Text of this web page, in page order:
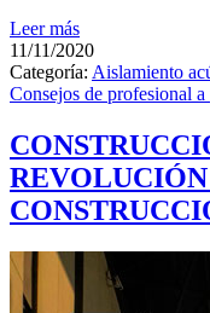
Leer más
11/11/2020
Categoría: Aislamiento
Consejos de profesional